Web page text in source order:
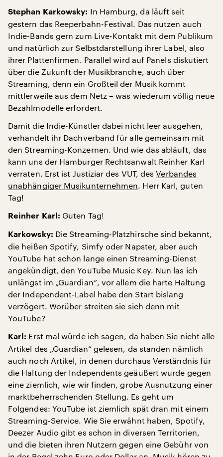
Stephan Karkowsky: In Hamburg, da läuft seit
gestern das Reeperbahn-Festival. Das nutzen auch
Indie-Bands gern zum Live-Kontakt mit dem Publikum
und natürlich zur Selbstdarstellung ihrer Label, also
ihrer Plattenfirmen. Parallel wird auf Panels diskutiert
über die Zukunft der Musikbranche, auch über
Streaming, denn ein Großteil der Musik kommt
mittlerweile aus dem Netz – was wiederum völlig neue
Bezahlmodelle erfordert.
Damit die Indie-Künstler dabei nicht leer ausgehen,
verhandelt ihr Dachverband für alle gemeinsam mit
den Streaming-Konzernen. Und wie das abläuft, das
kann uns der Hamburger Rechtsanwalt Reinher Karl
verraten. Erst ist Justiziar des VUT, desVerbandes
unabhängiger Musikunternehmen. Herr Karl, guten
Tag!
Reinher Karl: Guten Tag!
Karkowsky: Die Streaming-Platzhirsche sind bekannt,
die heißen Spotify, Simfy oder Napster, aber auch
YouTube hat schon lange einen Streaming-Dienst
angekündigt, den YouTube Music Key. Nun las ich
unlängst im „Guardian“, vor allem die harte Haltung
der Independent-Label habe den Start bislang
verzögert. Worüber streiten sie sich denn mit
YouTube?
Karl: Erst mal würde ich sagen, da haben Sie nicht alle
Artikel des „Guardian“ gelesen, da standen nämlich
auch noch Artikel, in denen durchaus Verständnis für
die Haltung der Independents geäußert wurde gegen
eine ziemlich, wie wir finden, grobe Ausnutzung einer
marktbeherrschenden Stellung. Es geht um
Folgendes: YouTube ist ziemlich spät dran mit einem
Streaming-Service. Wie Sie erwähnt haben, Spotify,
Deezer Audio gibt es schon in diversen Territorien,
und die bieten ihren Nutzern gegen eine Gebühr von